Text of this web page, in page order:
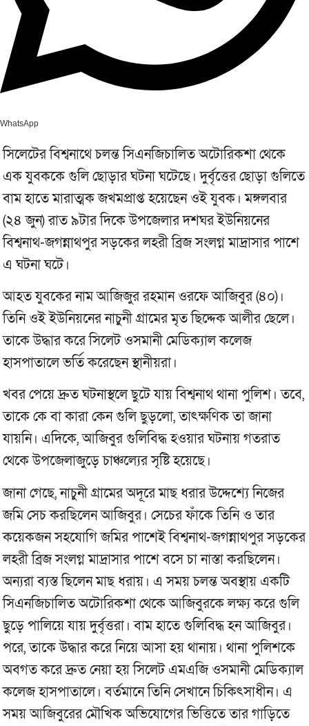
WhatsApp
সিলেটের বিশ্বনাথে চলন্ত সিএনজিচালিত অটোরিকশা থেকে
এক যুবককে গুলি ছোড়ার ঘটনা ঘটেছে। দুর্বৃত্তের ছোড়া গুলিতে
বাম হাতে মারাত্মক জখমপ্রাপ্ত হয়েছেন ওই যুবক। মঙ্গলবার
(২৪ জুন) রাত ৯টার দিকে উপজেলার দশঘর ইউনিয়নের
বিশ্বনাথ-জগন্নাথপুর সড়কের লহরী ব্রিজ সংলগ্ন মাদ্রাসার পাশে
এ ঘটনা ঘটে।
আহত যুবকের নাম আজিজুর রহমান ওরফে আজিবুর (৪০)।
তিনি ওই ইউনিয়নের নাচুনী গ্রামের মৃত ছিদ্দেক আলীর ছেলে।
তাকে উদ্ধার করে সিলেট ওসমানী মেডিক্যাল কলেজ
হাসপাতালে ভর্তি করেছেন স্থানীয়রা।
খবর পেয়ে দ্রুত ঘটনাস্থলে ছুটে যায় বিশ্বনাথ থানা পুলিশ। তবে,
তাকে কে বা কারা কেন গুলি ছুড়লো, তাৎক্ষণিক তা জানা
যায়নি। এদিকে, আজিবুর গুলিবিদ্ধ হওয়ার ঘটনায় গতরাত
থেকে উপজেলাজুড়ে চাঞ্চল্যের সৃষ্টি হয়েছে।
জানা গেছে, নাচুনী গ্রামের অদূরে মাছ ধরার উদ্দেশ্যে নিজের
জমি সেচ করছিলেন আজিবুর। সেচের ফাঁকে তিনি ও তার
কয়েকজন সহযোগি জমির পাশেই বিশ্বনাথ-জগন্নাথপুর সড়কের
লহরী ব্রিজ সংলগ্ন মাদ্রাসার পাশে বসে চা নাস্তা করছিলেন।
অন্যরা ব্যস্ত ছিলেন মাছ ধরায়। এ সময় চলন্ত অবস্থায় একটি
সিএনজিচালিত অটোরিকশা থেকে আজিবুরকে লক্ষ্য করে গুলি
ছুড়ে পালিয়ে যায় দুর্বৃত্তরা। বাম হাতে গুলিবিদ্ধ হন আজিবুর।
পরে, তাকে উদ্ধার করে নিয়ে আসা হয় থানায়। থানা পুলিশকে
অবগত করে দ্রুত নেয়া হয় সিলেট এমএজি ওসমানী মেডিক্যাল
কলেজ হাসপাতালে। বর্তমানে তিনি সেখানে চিকিৎসাধীন। এ
সময় আজিবুরের মৌখিক অভিযোগের ভিত্তিতে তার গাড়িতে